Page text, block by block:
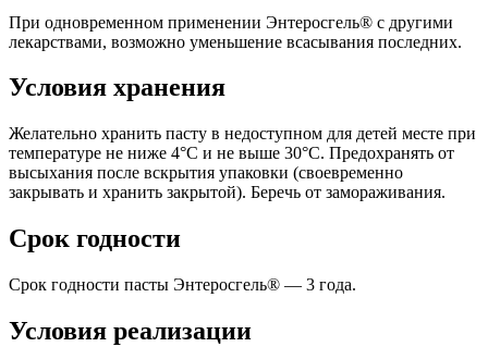
При одновременном применении Энтеросгель® с другими
лекарствами, возможно уменьшение всасывания последних.
Условия хранения
Желательно хранить пасту в недоступном для детей месте при
температуре не ниже 4°С и не выше 30°С. Предохранять от
высыхания после вскрытия упаковки (своевременно
закрывать и хранить закрытой). Беречь от замораживания.
Срок годности
Срок годности пасты Энтеросгель® — 3 года.
Условия реализации